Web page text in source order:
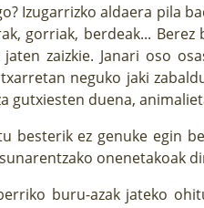
Izugarrizko aldaera pila
gorriak, berdeak...
zaizkie. Janari oso
neguko jaki
gutxiesten duena,
besterik ez genuke egin
onenetakoak
buru-azak jateko